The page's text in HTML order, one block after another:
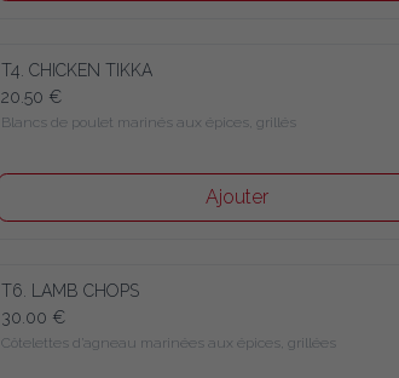
T4. CHICKEN TIKKA
20.50 €
Blancs de poulet marinés aux épices, grillés
Ajouter
T6. LAMB CHOPS
30.00 €
Côtelettes d’agneau marinées aux épices, grillées